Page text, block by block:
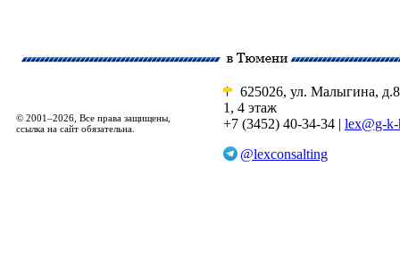
© 2001–2026, Все права защищены,
ссылка на сайт обязательна.
625026, ул. Малыгина,
1, 4 этаж
+7 (3452) 40-34-34 | lex@g-
@lexconsalting